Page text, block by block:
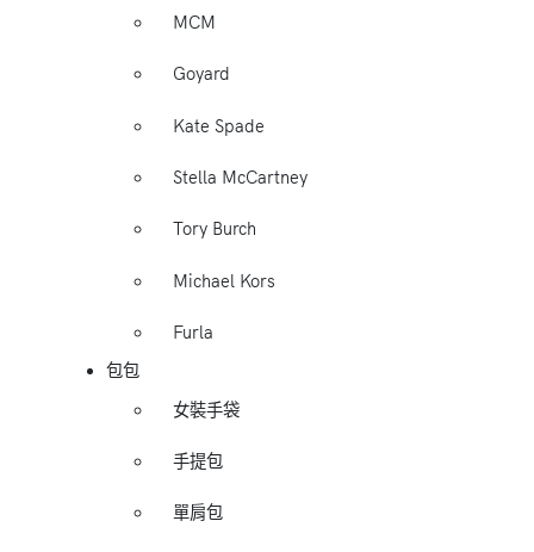
MCM
Goyard
Kate Spade
Stella McCartney
Tory Burch
Michael Kors
Furla
包包
女裝手袋
手提包
單肩包